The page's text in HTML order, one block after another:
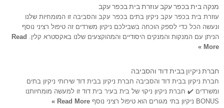
מנקה בית בכפר עקב עוזרת בית בכפר עקב
עוזרת בית בכפר עקב ניקיון בתים בכפר עקב והסביבה זו המומחיות שלנו
ונעשה הכל כדי לספק הוכחה בשבילכם ניקיון משרדים זה טיפול רציני נוסף
הניתן עם המנקות והמנקים היסודיים והמהוקצעים שלנו באקסטרא קלין. Read
More »
חברת ניקיון בבית דוד והסביבה
חברת ניקיון בבית דוד והסביבה חברת ניקיון בבית דוד שירותי ניקיון בתים
ומשרדים ✔️ חברת ניקיון ניקוי של בית בעיר בית דוד זו למעשה מומחיותנו
BONUS ניקיון בתי מגורים הוא טיפול רציני נוסף
Read More »